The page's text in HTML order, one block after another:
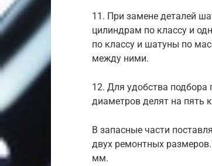
11. При замене деталей
цилиндрам по классу и
по классу и шатуны по
между ними.
12. Для удобства
диаметров делят на пять
В запасные части
двух ремонтных
мм.